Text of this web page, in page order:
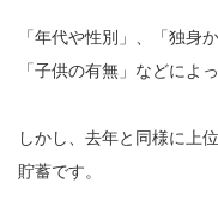
「年代や性別」、「独身
「子供の有無」などによ
しかし、去年と同様に上
貯蓄です。